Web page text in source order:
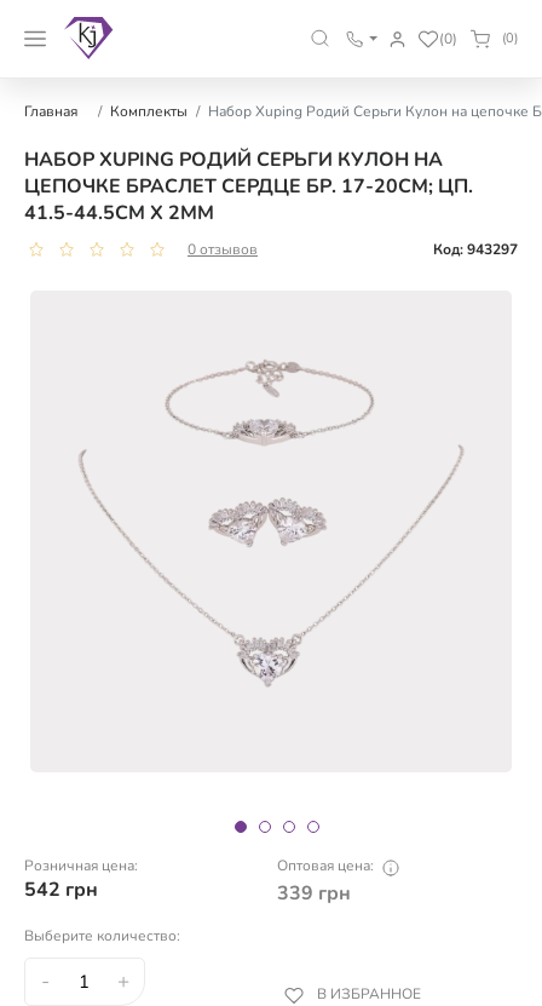
(0) (0)
Главная Комплекты Набор Xuping Родий Серьги Кулон на цепочке
НАБОР XUPING РОДИЙ СЕРЬГИ КУЛОН НА
ЦЕПОЧКЕ БРАСЛЕТ СЕРДЦЕ БР. 17-20СМ; ЦП.
41.5-44.5СМ Х 2ММ
0 отзывов Код: 943297
Розничная цена:
542 грн
Оптовая цена:
339 грн
Выберите количество:
- + В ИЗБРАННОЕ